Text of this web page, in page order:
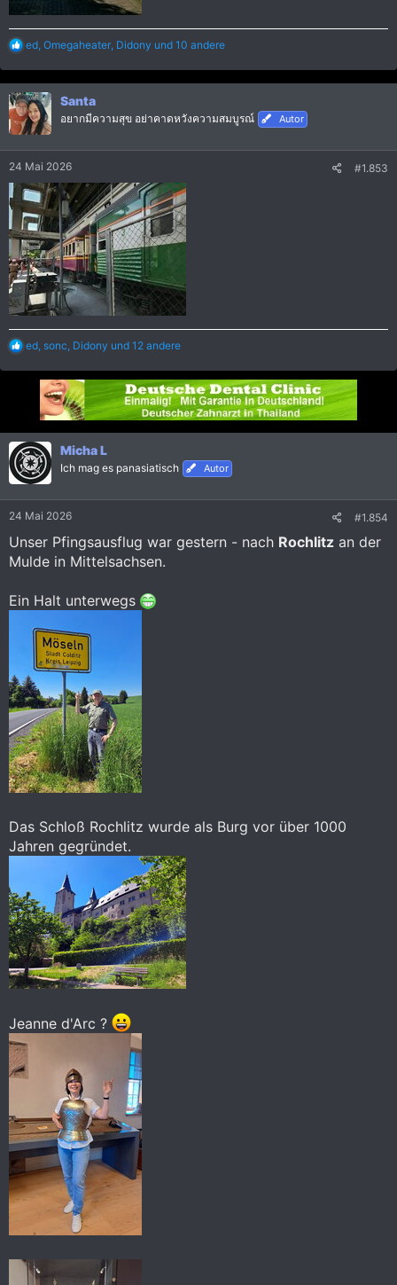
R
a
k
t
i
o
n
:
ed Omegaheater Didony und 10 andere
Santa
อยากมีความสุข อย่าคาดหวังความสมบูรณ์ Autor
24 Mai 2026 #1.853
R
a
n
e
n
:
ed sonc Didony und 12 andere
Micha L
Ich mag es panasiatisch Autor
24 Mai 2026 #1.854
Unser Pfingsausflug war gestern - nach Rochlitz an der
Mulde in Mittelsachsen.
Ein Halt unterwegs
Das Schloß Rochlitz wurde als Burg vor über 1000
Jahren gegründet.
Jeanne d'Arc ?